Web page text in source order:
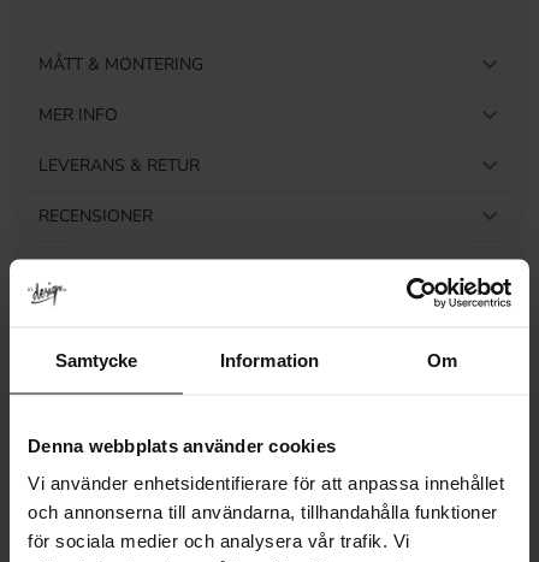
Samtycke Information Om
Denna webbplats använder cookies
Vi använder enhetsidentifierare för att anpassa innehållet
och annonserna till användarna, tillhandahålla funktioner
för sociala medier och analysera vår trafik. Vi
MÅTT & MONTERING
MER INFO
LEVERANS & RETUR
RECENSIONER
Relaterade produkter